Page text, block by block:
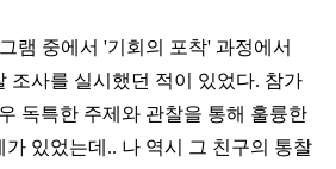
램 중에서 '기회의 포착' 과정에서
조사를 실시했던 적이 있었다. 참가
독특한 주제와 관찰을 통해 훌륭한
있었는데.. 나 역시 그 친구의 통찰